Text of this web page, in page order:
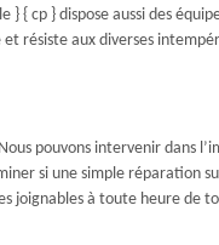
cp } dispose aussi des
résiste aux diverses
pouvons intervenir dans
si une simple réparation
à toute heure de